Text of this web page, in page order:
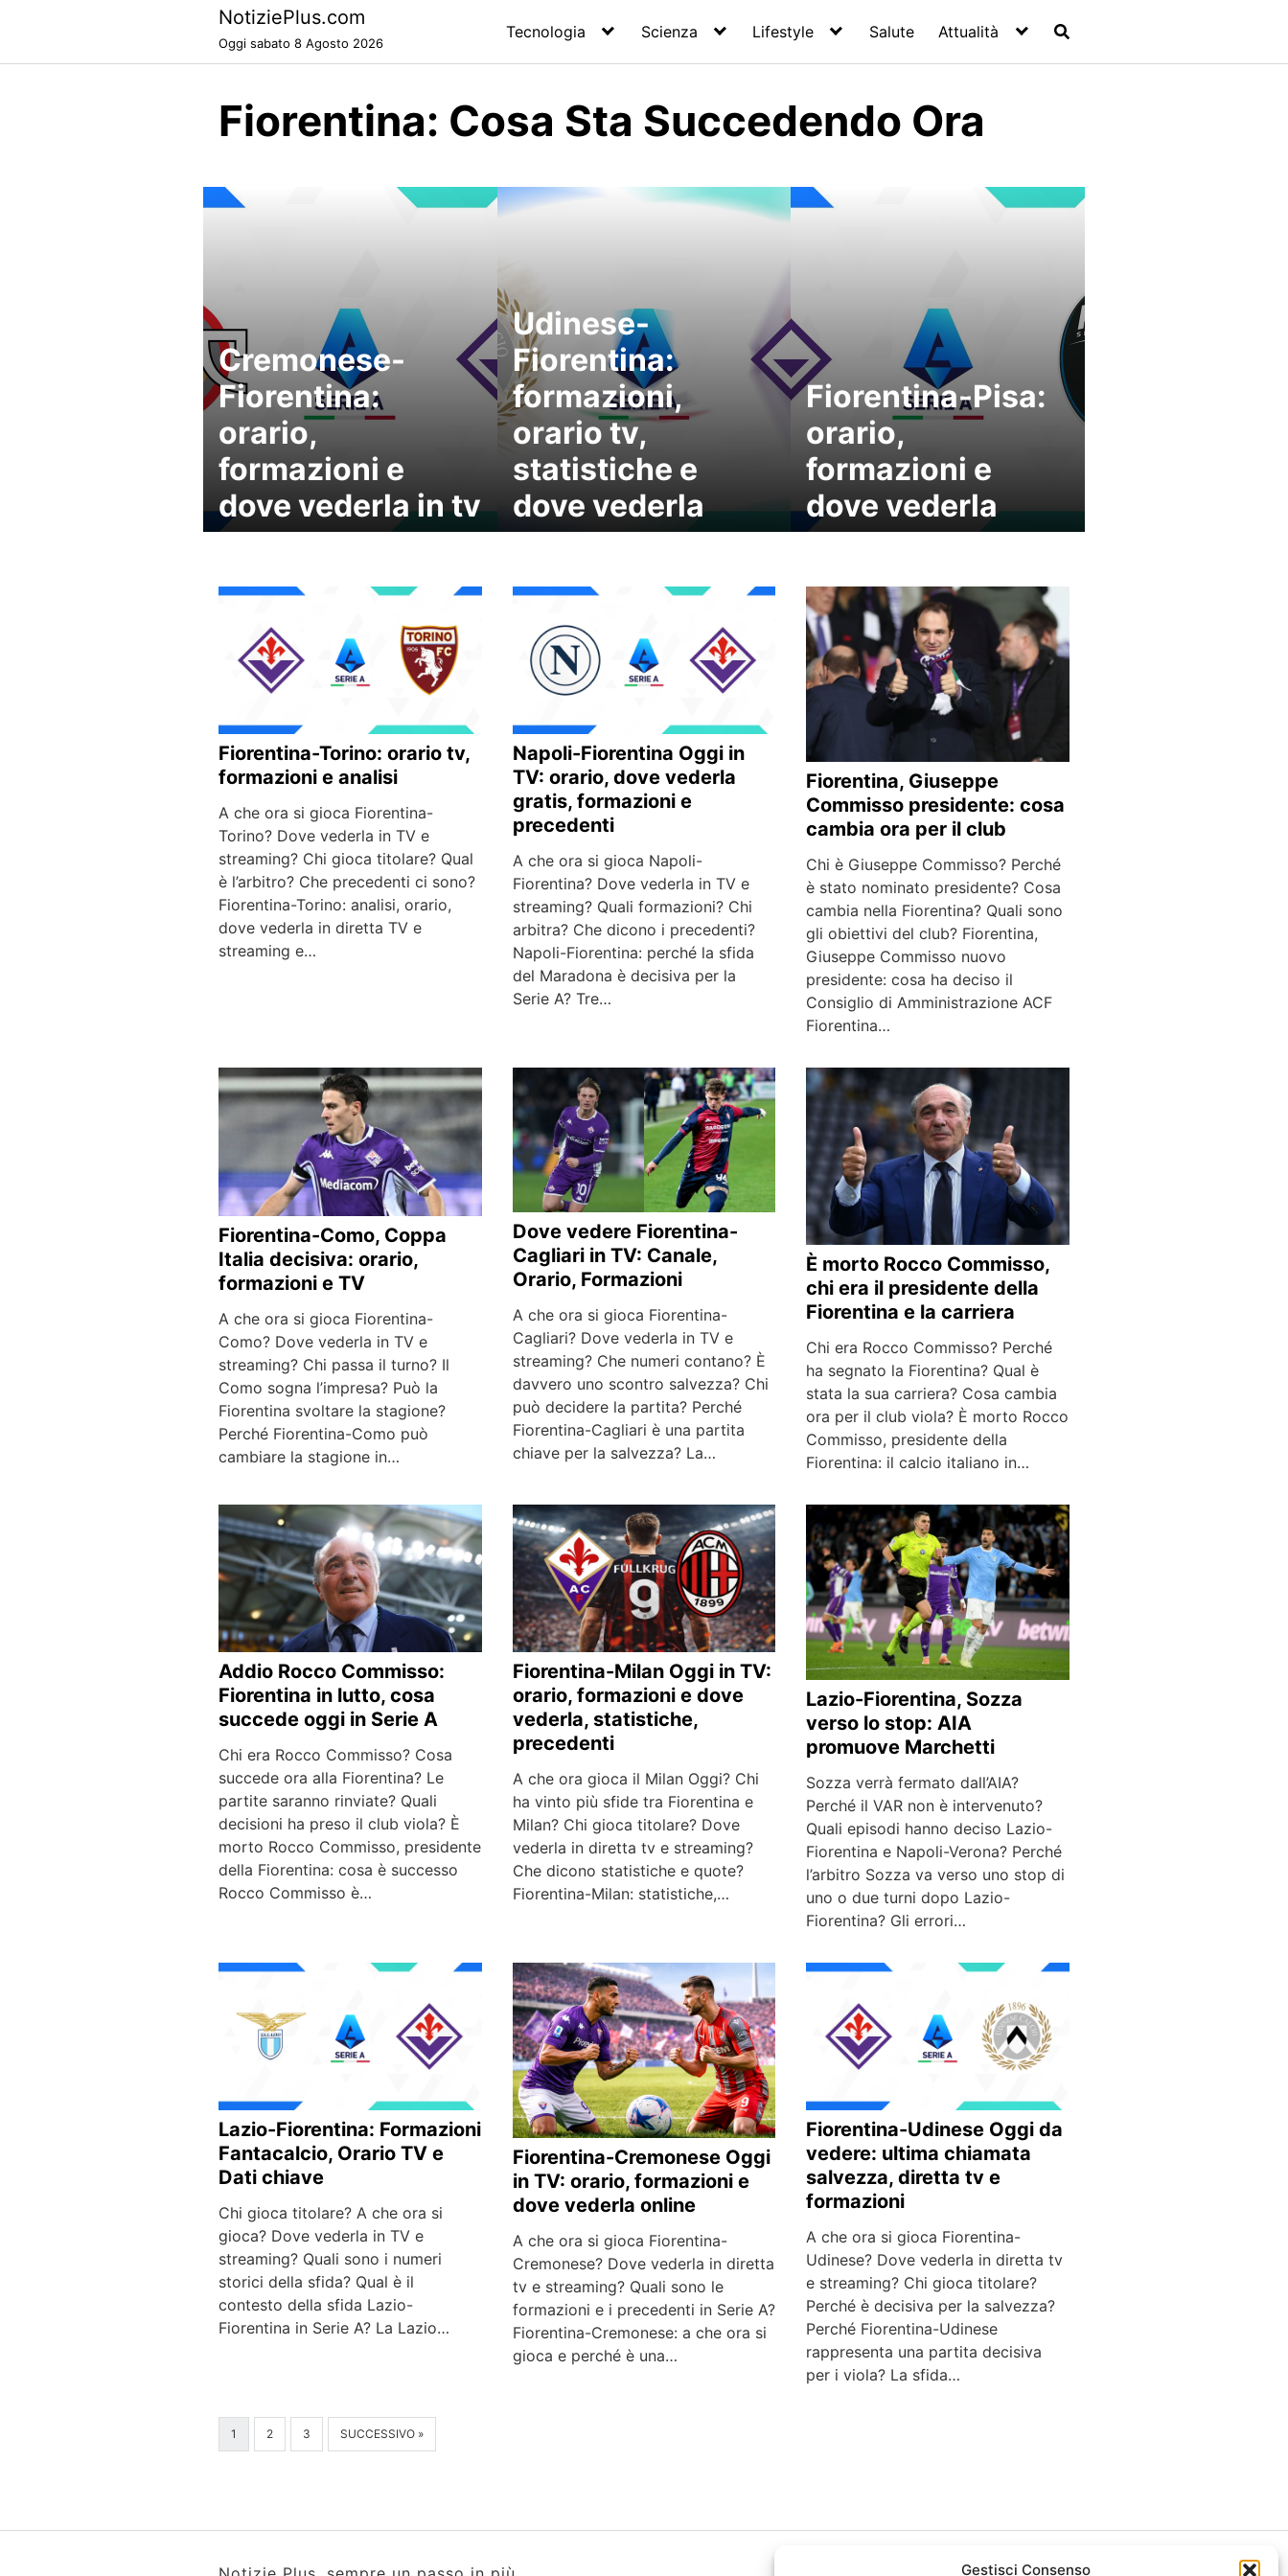
Gestisci Consenso
NotiziePlus.com
Oggi sabato 8 Agosto 2026
Tecnologia Scienza Lifestyle Salute Attualità
Fiorentina: Cosa Sta Succedendo Ora
Cremonese-
Fiorentina:
orario,
formazioni e
dove vederla in tv
Udinese-
Fiorentina:
formazioni,
orario tv,
statistiche e
dove vederla
Fiorentina-Pisa:
orario,
formazioni e
dove vederla
Fiorentina-Torino: orario tv,
formazioni e analisi
A che ora si gioca Fiorentina-
Torino? Dove vederla in TV e
streaming? Chi gioca titolare? Qual
è l’arbitro? Che precedenti ci sono?
Fiorentina-Torino: analisi, orario,
dove vederla in diretta TV e
streaming e…
Napoli-Fiorentina Oggi in
TV: orario, dove vederla
gratis, formazioni e
precedenti
A che ora si gioca Napoli-
Fiorentina? Dove vederla in TV e
streaming? Quali formazioni? Chi
arbitra? Che dicono i precedenti?
Napoli-Fiorentina: perché la sfida
del Maradona è decisiva per la
Serie A? Tre…
Fiorentina, Giuseppe
Commisso presidente: cosa
cambia ora per il club
Chi è Giuseppe Commisso? Perché
è stato nominato presidente? Cosa
cambia nella Fiorentina? Quali sono
gli obiettivi del club? Fiorentina,
Giuseppe Commisso nuovo
presidente: cosa ha deciso il
Consiglio di Amministrazione ACF
Fiorentina…
Fiorentina-Como, Coppa
Italia decisiva: orario,
formazioni e TV
A che ora si gioca Fiorentina-
Como? Dove vederla in TV e
streaming? Chi passa il turno? Il
Como sogna l’impresa? Può la
Fiorentina svoltare la stagione?
Perché Fiorentina-Como può
cambiare la stagione in…
Dove vedere Fiorentina-
Cagliari in TV: Canale,
Orario, Formazioni
A che ora si gioca Fiorentina-
Cagliari? Dove vederla in TV e
streaming? Che numeri contano? È
davvero uno scontro salvezza? Chi
può decidere la partita? Perché
Fiorentina-Cagliari è una partita
chiave per la salvezza? La…
È morto Rocco Commisso,
chi era il presidente della
Fiorentina e la carriera
Chi era Rocco Commisso? Perché
ha segnato la Fiorentina? Qual è
stata la sua carriera? Cosa cambia
ora per il club viola? È morto Rocco
Commisso, presidente della
Fiorentina: il calcio italiano in…
Addio Rocco Commisso:
Fiorentina in lutto, cosa
succede oggi in Serie A
Chi era Rocco Commisso? Cosa
succede ora alla Fiorentina? Le
partite saranno rinviate? Quali
decisioni ha preso il club viola? È
morto Rocco Commisso, presidente
della Fiorentina: cosa è successo
Rocco Commisso è…
Fiorentina-Milan Oggi in TV:
orario, formazioni e dove
vederla, statistiche,
precedenti
A che ora gioca il Milan Oggi? Chi
ha vinto più sfide tra Fiorentina e
Milan? Chi gioca titolare? Dove
vederla in diretta tv e streaming?
Che dicono statistiche e quote?
Fiorentina-Milan: statistiche,…
Lazio-Fiorentina, Sozza
verso lo stop: AIA
promuove Marchetti
Sozza verrà fermato dall’AIA?
Perché il VAR non è intervenuto?
Quali episodi hanno deciso Lazio-
Fiorentina e Napoli-Verona? Perché
l’arbitro Sozza va verso uno stop di
uno o due turni dopo Lazio-
Fiorentina? Gli errori…
Lazio-Fiorentina: Formazioni
Fantacalcio, Orario TV e
Dati chiave
Chi gioca titolare? A che ora si
gioca? Dove vederla in TV e
streaming? Quali sono i numeri
storici della sfida? Qual è il
contesto della sfida Lazio-
Fiorentina in Serie A? La Lazio…
Fiorentina-Cremonese Oggi
in TV: orario, formazioni e
dove vederla online
A che ora si gioca Fiorentina-
Cremonese? Dove vederla in diretta
tv e streaming? Quali sono le
formazioni e i precedenti in Serie A?
Fiorentina-Cremonese: a che ora si
gioca e perché è una…
Fiorentina-Udinese Oggi da
vedere: ultima chiamata
salvezza, diretta tv e
formazioni
A che ora si gioca Fiorentina-
Udinese? Dove vederla in diretta tv
e streaming? Chi gioca titolare?
Perché è decisiva per la salvezza?
Perché Fiorentina-Udinese
rappresenta una partita decisiva
per i viola? La sfida…
1 2 3 SUCCESSIVO »